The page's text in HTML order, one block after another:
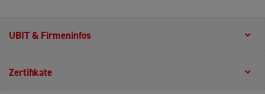
UBIT & Firmeninfos
Zertifikate